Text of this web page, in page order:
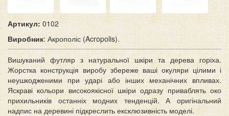
Артикул: 0102
Виробник: Акрополіс (Acropolis).
Вишуканий футляр з натуральної шкіри та дерева горіха.
Жорстка конструкція виробу збереже ваші окуляри цілими і
неушкодженими при ударі або інших механічних впливах.
Яскраві кольори високоякісної шкіри одразу приваблять око
прихильників останніх модних тенденцій. А оригінальний
надпис на деревині підкреслить ексклюзивність моделі.